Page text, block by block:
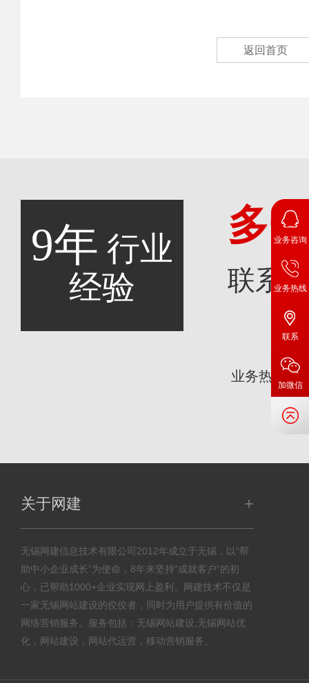
返回首页
9年 行业
经验
多
联系
业务热线：
关于网建 +
无锡网建信息技术有限公司2012年成立于无锡，以“帮
助中小企业成长”为使命，8年来坚持“成就客户”的初
心，已帮助1000+企业实现网上盈利。网建技术不仅是
一家无锡网站建设的佼佼者，同时为用户提供有价值的
网络营销服务。服务包括：无锡网站建设,无锡网站优
化，网站建设，网站代运营，移动营销服务。
业务咨询
业务热线
联系
加微信